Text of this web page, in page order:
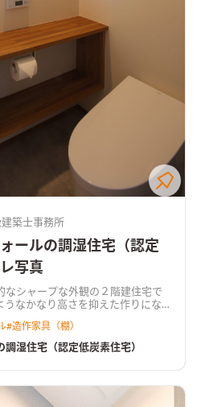
築士事務所
ールの調湿住宅（認定
写真
なシャープな外観の２階建住宅で
なかなり高さを抑えた作りになっ
セプトに動線や間取りを工夫し
為、２階に趣味室、裏口土間に
#造作家具（棚）
湿住宅（認定低炭素住宅）